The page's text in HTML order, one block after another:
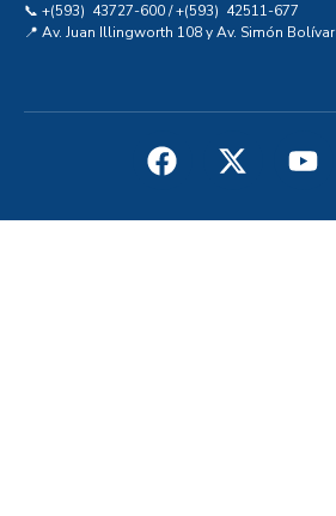
📞 +(593) 43727-600 / +(593) 42511-677
📍 Av. Juan Illingworth 108 y Av. Simón Bolívar